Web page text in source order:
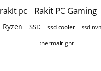
rakit pc Rakit PC Gaming
Ryzen SSD ssd cooler ssd
thermalright